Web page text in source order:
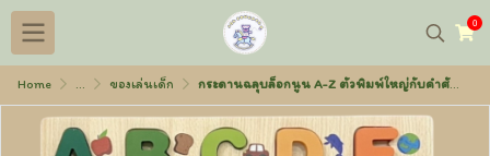
0
Home ... ของเล่นเด็ก กระดานฉลุบล็อกนูน A-Z ตัวพิมพ์ใหญ่กับคำศัพท์